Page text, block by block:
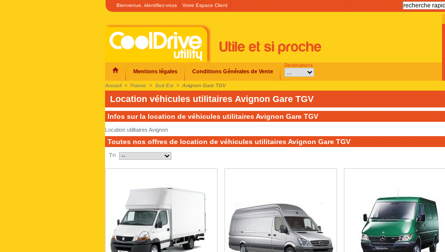
Bienvenue, identifiez-vous Votre Espace Client
Mentions légales Conditions Générales de Vente
Destinations
Accueil > France > Sud Est > Avignon Gare TGV
Location véhicules utilitaires Avignon Gare TGV
Infos sur la location de véhicules utilitaires Avignon Gare TGV
Location utilitaires Avignon
Toutes nos offres de location de véhicules utilitaires Avignon Gare TGV
Tri